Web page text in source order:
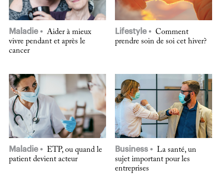
Maladie
Aider à mieux
vivre pendant et après le
cancer
Lifestyle
Comment
prendre soin de soi cet hiver?
Maladie
ETP, ou quand le
patient devient acteur
Business
La santé, un
sujet important pour les
entreprises